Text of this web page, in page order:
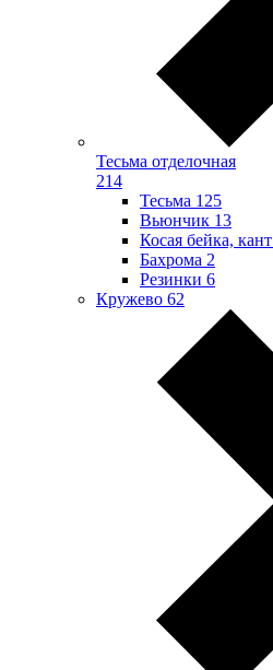
Тесьма отделочная
214
Тесьма 125
Вьюнчик 13
Косая бейка, кант
Бахрома 2
Резинки 6
Кружево 62